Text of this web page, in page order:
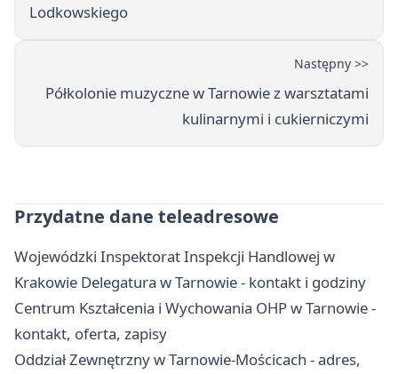
Lodkowskiego
Następny >>
Półkolonie muzyczne w Tarnowie z warsztatami
kulinarnymi i cukierniczymi
Przydatne dane teleadresowe
Wojewódzki Inspektorat Inspekcji Handlowej w
Krakowie Delegatura w Tarnowie - kontakt i godziny
Centrum Kształcenia i Wychowania OHP w Tarnowie -
kontakt, oferta, zapisy
Oddział Zewnętrzny w Tarnowie-Mościcach - adres,